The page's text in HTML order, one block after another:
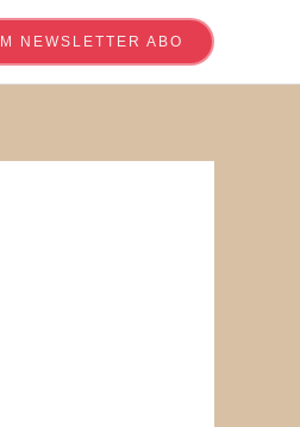
NEWSLETTER ABO